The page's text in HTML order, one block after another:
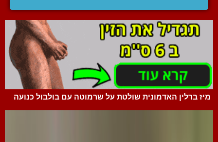
מיז ברלין האדמונית שולטת על שרמוטה עם בולבול כנועה